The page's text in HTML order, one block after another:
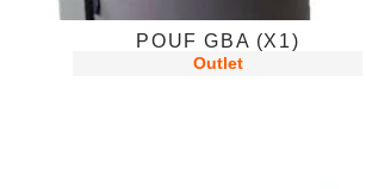
POUF GBA (X1)
Outlet